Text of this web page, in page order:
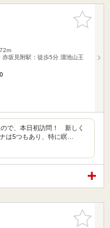
お気に入
りに追加
坂見附駅：徒歩5分 溜池山王
で、本日初訪問！ 新しく
は5つもあり、特に瞑…
お気に入
りに追加